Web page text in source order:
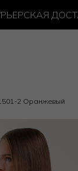
2 Оранжевый